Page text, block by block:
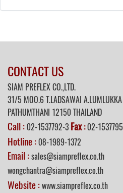
CONTACT US
SIAM PREFLEX CO.,LTD.
31/5 MOO.6 T.LADSAWAI A.LUMLUKKA
PATHUMTHANI 12150 THAILAND
Call :02-1537792-3 Fax:02-1537795
Hotline :08-1989-1372
Email : sales@siampreflex.co.th
wongchantra@siampreflex.co.th
Website :www.siampreflex.co.th